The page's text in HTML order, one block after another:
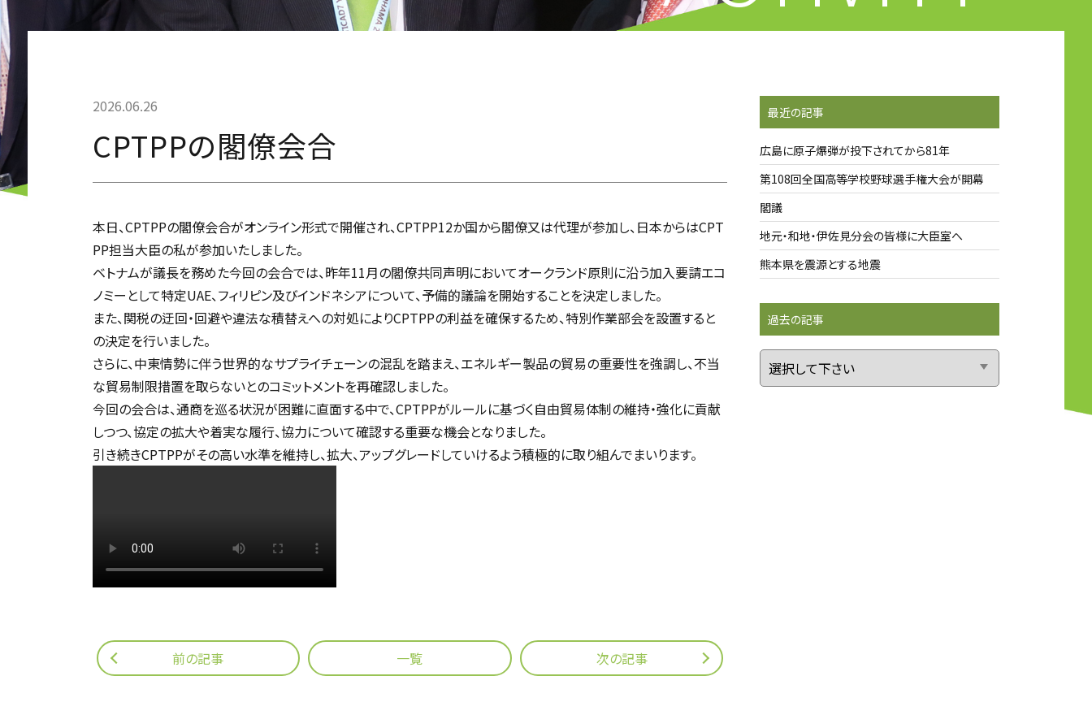
CPTPPの閣僚会合
2026.06.26
本日、CPTPPの閣僚会合がオンライン形式で開催され、CPTPP12か国から閣僚又は代理が参加し、日本からはCPT
PP担当大臣の私が参加いたしました。
ベトナムが議長を務めた今回の会合では、昨年11月の閣僚共同声明においてオークランド原則に沿う加入要請エコ
ノミーとして特定UAE、フィリピン及びインドネシアについて、予備的議論を開始することを決定しました。
また、関税の迂回・回避や違法な積替えへの対処によりCPTPPの利益を確保するため、特別作業部会を設置すると
の決定を行いました。
さらに、中東情勢に伴う世界的なサプライチェーンの混乱を踏まえ、エネルギー製品の貿易の重要性を強調し、不当
な貿易制限措置を取らないとのコミットメントを再確認しました。
今回の会合は、通商を巡る状況が困難に直面する中で、CPTPPがルールに基づく自由貿易体制の維持・強化に貢献
しつつ、協定の拡大や着実な履行、協力について確認する重要な機会となりました。
引き続きCPTPPがその高い水準を維持し、拡大、アップグレードしていけるよう積極的に取り組んでまいります。
前の記事 一覧 次の記事
最近の記事
広島に原子爆弾が投下されてから81年
第108回全国高等学校野球選手権大会が開幕
閣議
地元・和地・伊佐見分会の皆様に大臣室へ
熊本県を震源とする地震
過去の記事